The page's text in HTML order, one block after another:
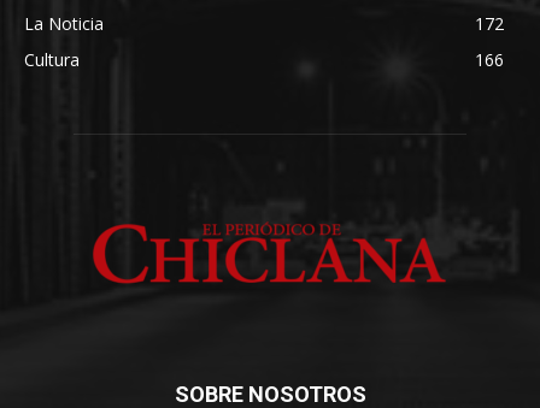
La Noticia
172
Cultura
166
SOBRE NOSOTROS